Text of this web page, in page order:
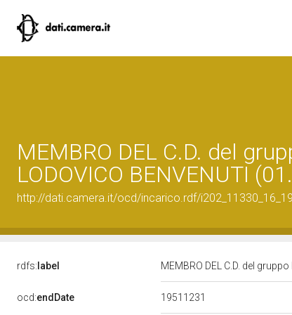
MEMBRO DEL C.D. del
LODOVICO BENVENUTI
http://dati.camera.it/ocd/incarico.rdf/
rdfs: label MEMBRO DEL C.D. del
ocd:endDate 19511231